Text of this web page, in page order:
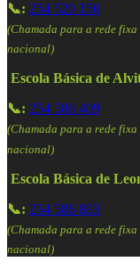
📞: 254 520 150
(Chamada para a rede fixa
nacional)
Escola Básica de
📞: 254 586 409
(Chamada para a rede fixa
nacional)
Escola Básica de
📞: 254 586 833
(Chamada para a rede fixa
nacional)